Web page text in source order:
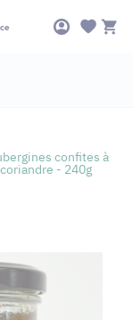
confites à
- 240g